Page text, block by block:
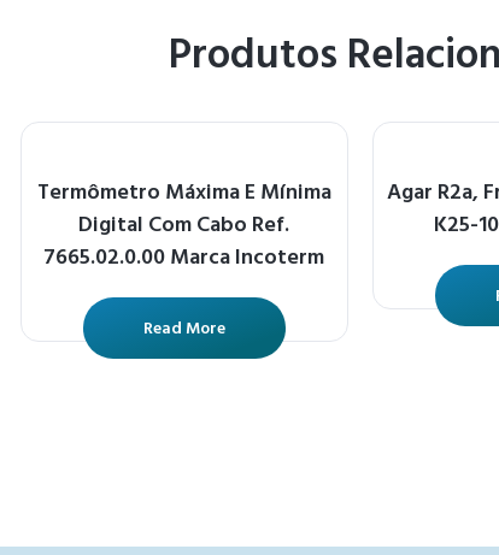
Produtos
Termômetro Máxima E Mínima
Digital Com Cabo Ref.
7665.02.0.00 Marca Incoterm
Read More
Agar R2a,
K25-